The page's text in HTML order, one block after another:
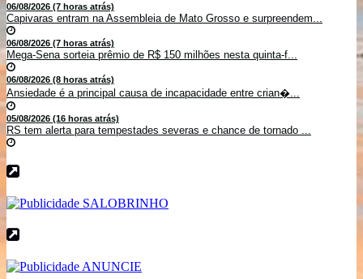
06/08/2026 (7 horas atrás)
Capivaras entram na Assembleia de Mato Grosso e surpreendem...
06/08/2026 (7 horas atrás)
Mega-Sena sorteia prêmio de R$ 150 milhões nesta quinta-f...
06/08/2026 (8 horas atrás)
Ansiedade é a principal causa de incapacidade entre crian�...
05/08/2026 (16 horas atrás)
RS tem alerta para tempestades severas e chance de tornado ...